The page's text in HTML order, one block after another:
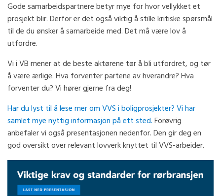
Gode samarbeidspartnere betyr mye for hvor vellykket et
prosjekt blir. Derfor er det også viktig å stille kritiske spørsmål
til de du ønsker å samarbeide med. Det må være lov å
utfordre.
Vi i VB mener at de beste aktørene tør å bli utfordret, og tør
å være ærlige. Hva forventer partene av hverandre? Hva
forventer du? Vi hører gjerne fra deg!
Har du lyst til å lese mer om VVS i boligprosjekter? Vi har
samlet mye nyttig informasjon på ett sted.Forøvrig
anbefaler vi også presentasjonen nedenfor. Den gir deg en
god oversikt over relevant lovverk knyttet til VVS-arbeider.